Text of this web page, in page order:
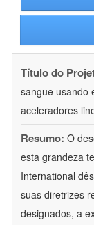
Título do
sangue usando
aceleradores
Resumo: O
esta grandeza
International
suas diretrizes
designados, a